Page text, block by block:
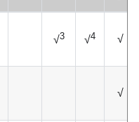
√3 √4 √
√